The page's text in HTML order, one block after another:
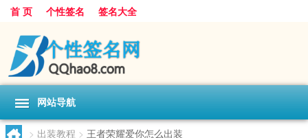
首 页 个性签名 签名大全
网站导航
> 出装教程 > 王者荣耀爱你怎么出装